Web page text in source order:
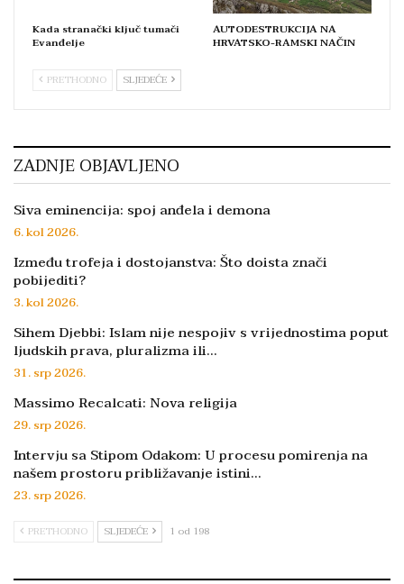
Kada stranački ključ tumači
Evanđelje
AUTODESTRUKCIJA NA
HRVATSKO-RAMSKI NAČIN
PRETHODNO SLJEDEĆE
ZADNJE OBJAVLJENO
Siva eminencija: spoj anđela i demona
6. kol 2026.
Između trofeja i dostojanstva: Što doista znači
pobijediti?
3. kol 2026.
Sihem Djebbi: Islam nije nespojiv s vrijednostima poput
ljudskih prava, pluralizma ili…
31. srp 2026.
Massimo Recalcati: Nova religija
29. srp 2026.
Intervju sa Stipom Odakom: U procesu pomirenja na
našem prostoru približavanje istini…
23. srp 2026.
PRETHODNO SLJEDEĆE 1 od 198